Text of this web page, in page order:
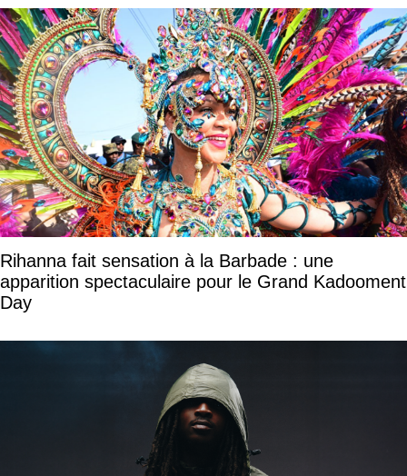
Rihanna fait sensation à la Barbade : une
apparition spectaculaire pour le Grand Kadooment
Day